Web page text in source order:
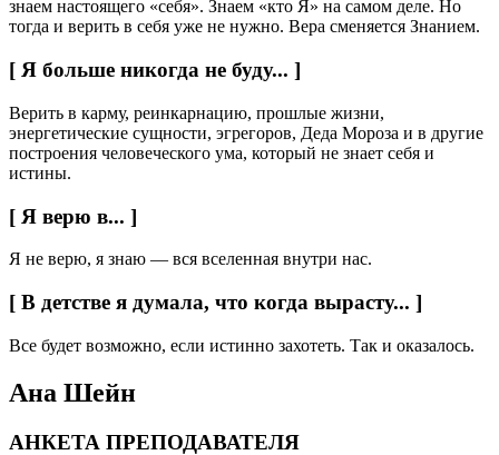
знаем настоящего «себя». Знаем «кто Я» на самом деле. Но
тогда и верить в себя уже не нужно. Вера сменяется Знанием.
[ Я больше никогда не буду... ]
Верить в карму, реинкарнацию, прошлые жизни,
энергетические сущности, эгрегоров, Деда Мороза и в другие
построения человеческого ума, который не знает себя и
истины.
[ Я верю в... ]
Я не верю, я знаю — вся вселенная внутри нас.
[ В детстве я думала, что когда вырасту... ]
Все будет возможно, если истинно захотеть. Так и оказалось.
Ана Шейн
АНКЕТА ПРЕПОДАВАТЕЛЯ